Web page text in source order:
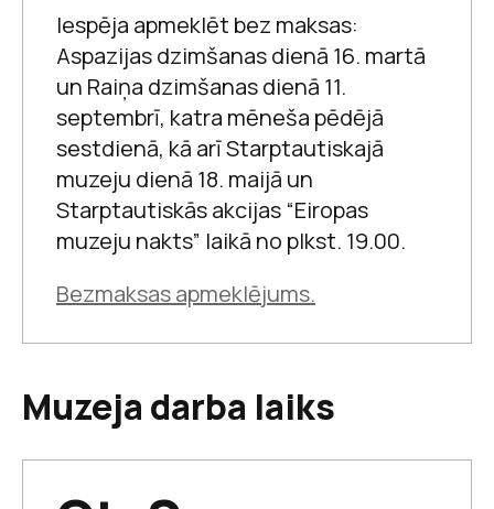
Raiņa un Aspazijas māja
Jaunie pētnieki
Raiņa un Aspazijas māja
Iespēja apmeklēt bez maksas:
Aspazijas dzimšanas dienā 16. martā
un Raiņa dzimšanas dienā 11.
septembrī, katra mēneša pēdējā
sestdienā, kā arī Starptautiskajā
muzeju dienā 18. maijā un
Starptautiskās akcijas “Eiropas
muzeju nakts” laikā no plkst. 19.00.
Bezmaksas apmeklējums.
Muzeja darba laiks